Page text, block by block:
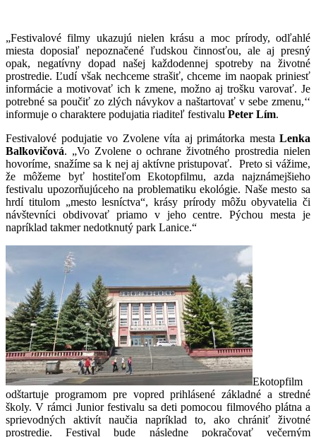
„Festivalové filmy ukazujú nielen krásu a moc prírody, odľahlé
miesta doposiaľ nepoznačené ľudskou činnosťou, ale aj presný
opak, negatívny dopad našej každodennej spotreby na životné
prostredie. Ľudí však nechceme strašiť, chceme im naopak priniesť
informácie a motivovať ich k zmene, možno aj trošku varovať. Je
potrebné sa poučiť zo zlých návykov a naštartovať v sebe zmenu,‘‘
informuje o charaktere podujatia riaditeľ festivalu Peter Lím.
Festivalové podujatie vo Zvolene víta aj primátorka mesta Lenka
Balkovičová. „Vo Zvolene o ochrane životného prostredia nielen
hovoríme, snažíme sa k nej aj aktívne pristupovať. Preto si vážime,
že môžeme byť hostiteľom Ekotopfilmu, azda najznámejšieho
festivalu upozorňujúceho na problematiku ekológie. Naše mesto sa
hrdí titulom „mesto lesníctva“, krásy prírody môžu obyvatelia či
návštevníci obdivovať priamo v jeho centre. Pýchou mesta je
napríklad takmer nedotknutý park Lanice.“
Ekotopfilm
odštartuje programom pre vopred prihlásené základné a stredné
školy. V rámci Junior festivalu sa deti pomocou filmového plátna a
sprievodných aktivít naučia napríklad to, ako chrániť životné
prostredie. Festival bude následne pokračovať večerným